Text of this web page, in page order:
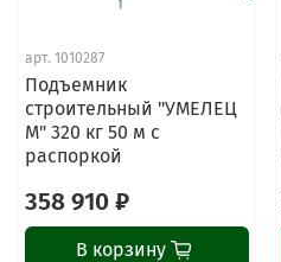
арт. 1010287
Подъемник
строительный "УМЕЛЕЦ
М" 320 кг 50 м с
распоркой
358 910 ₽
В корзину